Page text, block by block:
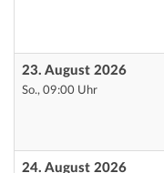
23. August 2026
So., 09:00 Uhr
24. August 2026